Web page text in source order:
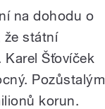
na dohodu o
že státní
Karel Šťovíček
Pozůstalým
korun.